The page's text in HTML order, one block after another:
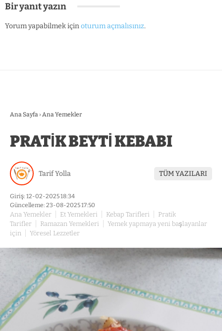
Bir yanıt yazın
Yorum yapabilmek içinoturum açmalısınız.
Ana Sayfa › Ana Yemekler
PRATİK BEYTİ KEBABI
Tarif Yolla TÜM YAZILARI
Giriş: 12-02-2025 18:34
Güncelleme: 23-08-2025 17:50
Ana Yemekler Et Yemekleri Kebap Tarifleri
Pratik
Tarifler
Ramazan Yemekleri
Yemek yapmaya yeni başlayanlar
için
Yöresel Lezzetler